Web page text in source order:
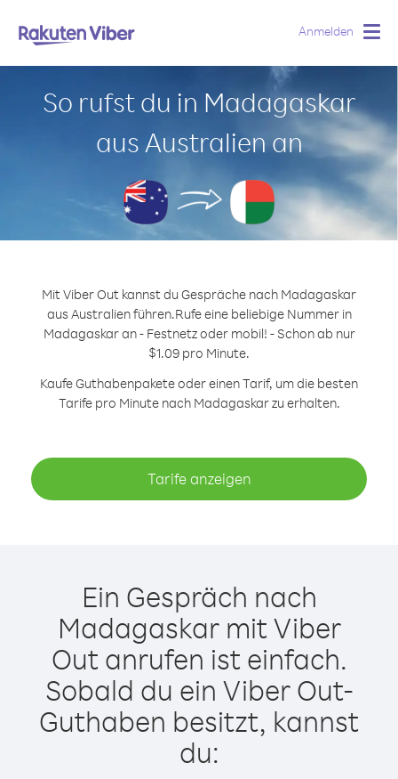
Anmelden
So rufst du in Madagaskar
aus Australien an
Mit Viber Out kannst du Gespräche nach Madagaskar
aus Australien führen.Rufe eine beliebige Nummer in
Madagaskar an - Festnetz oder mobil! - Schon ab nur
$1.09 pro Minute.
Kaufe Guthabenpakete oder einen Tarif, um die besten
Tarife pro Minute nach Madagaskar zu erhalten.
Tarife anzeigen
Ein Gespräch nach
Madagaskar mit Viber
Out anrufen ist einfach.
Sobald du ein Viber Out-
Guthaben besitzt, kannst
du: